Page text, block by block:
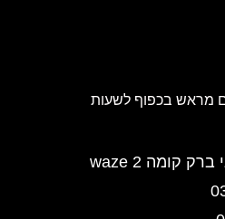
16:00 בתיאום מראש בכפוף לשעות